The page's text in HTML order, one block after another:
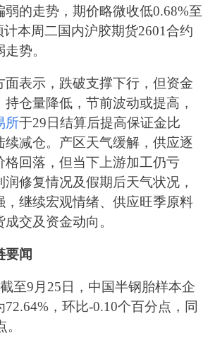
弱的走势，期价略微收低0.68%至
计本周二国内沪胶期货2601合约
势。
面表示，跌破支撑下行，但资金
仓量降低，节前波动或提高，
所于29日结算后提高保证金比
续减仓。产区天气缓解，供应逐
格回落，但当下上游加工仍亏
修复情况及假期后天气状况，
，继续宏观情绪、供应旺季原料
交及资金动向。
要闻
至9月25日，中国半钢胎样本企
，环比-0.10个百分点，同